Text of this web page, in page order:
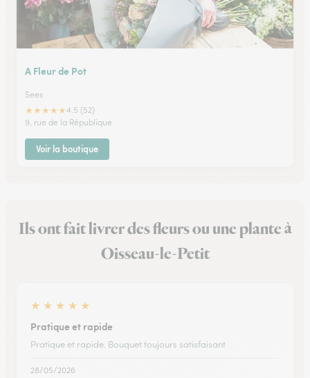
A Fleur de Pot
Sees
★★★★★4.5 (52)
9, rue de la République
Voir la boutique
Ils ont fait livrer des fleurs ou une plante à
Oisseau-le-Petit
★ ★ ★ ★ ★
Pratique et rapide
Pratique et rapide. Bouquet toujours satisfaisant
28/05/2026